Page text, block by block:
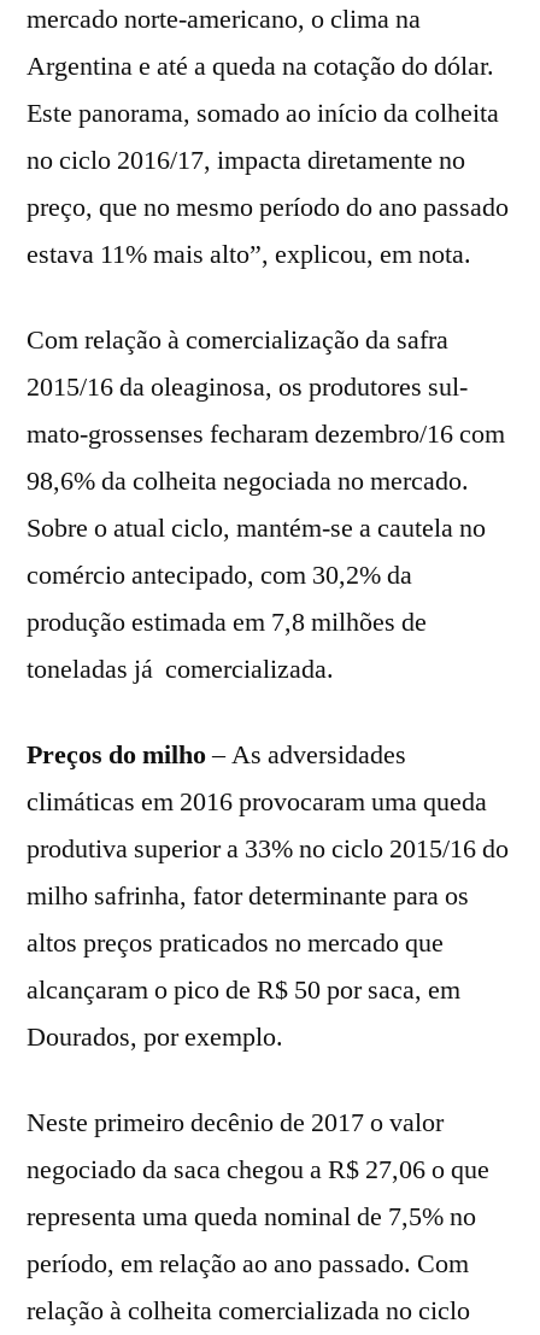
mercado norte-americano, o clima na
Argentina e até a queda na cotação do dólar.
Este panorama, somado ao início da colheita
no ciclo 2016/17, impacta diretamente no
preço, que no mesmo período do ano passado
estava 11% mais alto”, explicou, em nota.
Com relação à comercialização da safra
2015/16 da oleaginosa, os produtores sul-
mato-grossenses fecharam dezembro/16 com
98,6% da colheita negociada no mercado.
Sobre o atual ciclo, mantém-se a cautela no
comércio antecipado, com 30,2% da
produção estimada em 7,8 milhões de
toneladas já comercializada.
Preços do milho– As adversidades
climáticas em 2016 provocaram uma queda
produtiva superior a 33% no ciclo 2015/16 do
milho safrinha, fator determinante para os
altos preços praticados no mercado que
alcançaram o pico de R$ 50 por saca, em
Dourados, por exemplo.
Neste primeiro decênio de 2017 o valor
negociado da saca chegou a R$ 27,06 o que
representa uma queda nominal de 7,5% no
período, em relação ao ano passado. Com
relação à colheita comercializada no ciclo